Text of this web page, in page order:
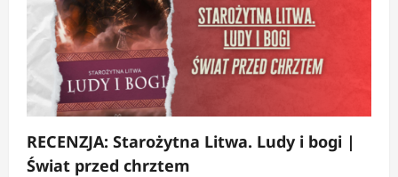
RECENZJA: Starożytna Litwa. Ludy i bogi |
Świat przed chrztem